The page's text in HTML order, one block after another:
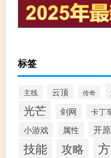
标签
主线 云顶 传奇
光芒 剑网 卡丁
小游戏
属性 开原
技能 攻略